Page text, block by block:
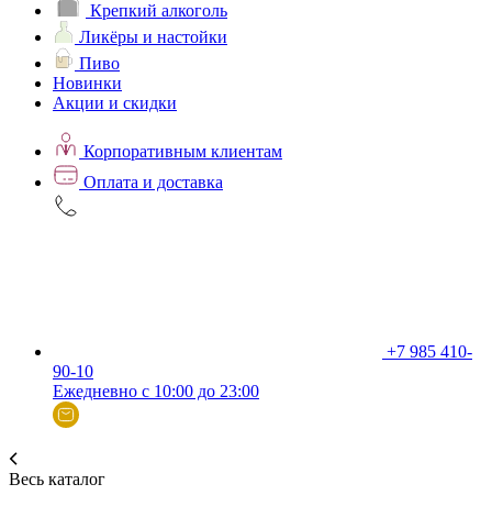
Крепкий алкоголь
Ликёры и настойки
Пиво
Новинки
Акции и скидки
Корпоративным клиентам
Оплата и доставка
+7 985 410-
90-10
Ежедневно с 10:00 до 23:00
Весь каталог